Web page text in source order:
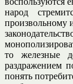
народ
произвольному
то железные
раздражением
понять